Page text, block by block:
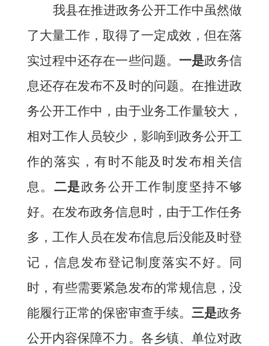
我县在推进政务公开工作中虽然做
了大量工作，取得了一定成效，但在落
实过程中还存在一些问题。 一是政务信
息还存在发布不及时的问题。在推进政
务公开工作中，由于业务工作量较大，
相对工作人员较少，影响到政务公开工
作的落实，有时不能及时发布相关信
息。 二是政务公开工作制度坚持不够
好。在发布政务信息时，由于工作任务
多，工作人员在发布信息后没能及时登
记，信息发布登记制度落实不好。同
时，有些需要紧急发布的常规信息，没
能履行正常的保密审查手续。 三是政务
公开内容保障不力。各乡镇、单位对政